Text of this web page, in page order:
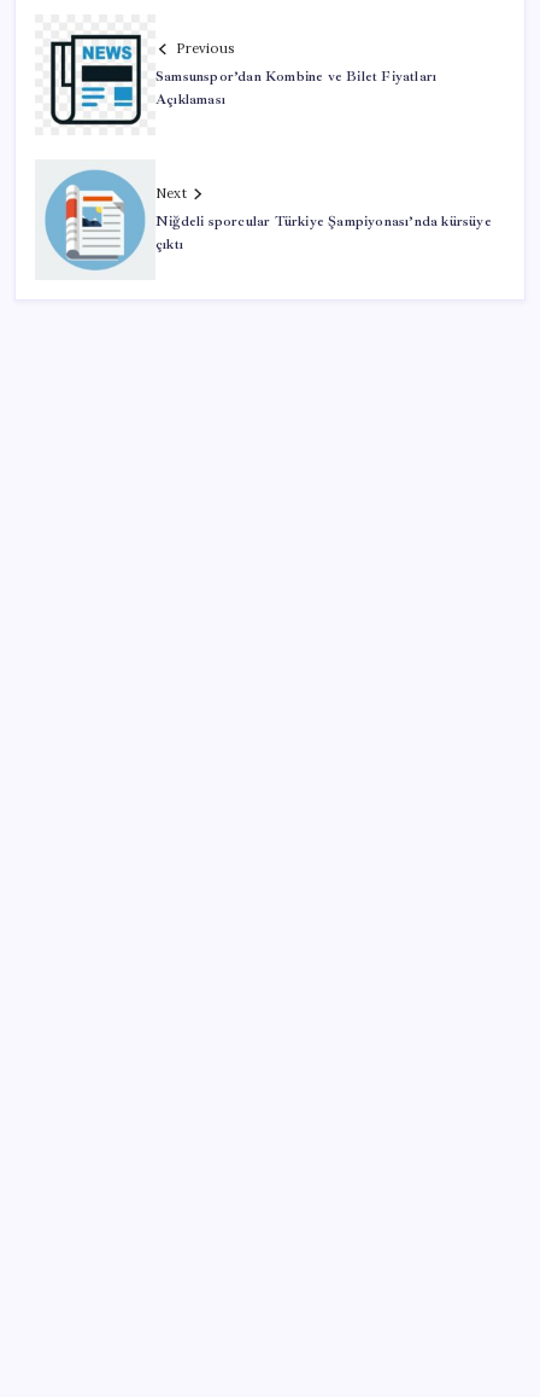
Previous
Samsunspor’dan Kombine ve Bilet Fiyatları
Açıklaması
Next
Niğdeli sporcular Türkiye Şampiyonası’nda kürsüye
çıktı